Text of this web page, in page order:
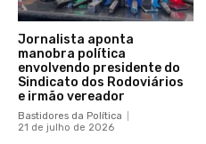
Jornalista aponta
manobra política
envolvendo presidente do
Sindicato dos Rodoviários
e irmão vereador
Bastidores da Política
21 de julho de 2026